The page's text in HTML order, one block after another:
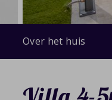
Over het huis